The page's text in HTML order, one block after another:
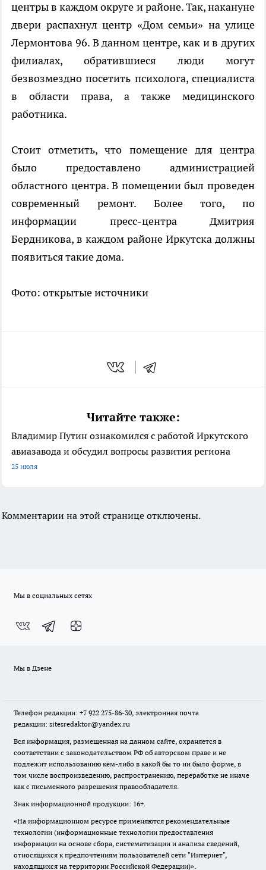
центры в каждом округе и районе. Так, накануне
двери распахнул центр «Дом семьи» на улице
Лермонтова 96. В данном центре, как и в других
филиалах, обратившиеся люди могут
безвозмездно посетить психолога, специалиста
в области права, а также медицинского
работника.
Стоит отметить, что помещение для центра
было предоставлено администрацией
областного центра. В помещении был проведен
современный ремонт. Более того, по
информации пресс-центра Дмитрия
Бердникова, в каждом районе Иркутска должны
появиться такие дома.
Фото: открытые источники
Читайте также:
Владимир Путин ознакомился с работой Иркутского
авиазавода и обсудил вопросы развития региона
25 июля
Комментарии на этой странице отключены.
Мы в социальных сетях
Мы в Дзене
Телефон редакции: +7 922 275-86-30, электронная почта
редакции: sitesredaktor@yandex.ru
Вся информация, размещенная на данном сайте, охраняется в
соответствии с законодательством РФ об авторском праве и не
подлежит использованию кем-либо в какой бы то ни было форме, в
том числе воспроизведению, распространению, переработке не иначе
как с письменного разрешения правообладателя.
Знак информационной продукции: 16+.
«На информационном ресурсе применяются рекомендательные
технологии (информационные технологии предоставления
информации на основе сбора, систематизации и анализа сведений,
относящихся к предпочтениям пользователей сети "Интернет",
находящихся на территории Российской Федерации)».